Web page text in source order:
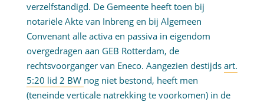
verzelfstandigd. De Gemeente heeft toen bij
notariële Akte van Inbreng en bij Algemeen
Convenant alle activa en passiva in eigendom
overgedragen aan GEB Rotterdam, de
rechtsvoorganger van Eneco. Aangezien destijds art.
5:20 lid 2 BW nog niet bestond, heeft men
(teneinde verticale natrekking te voorkomen) in de